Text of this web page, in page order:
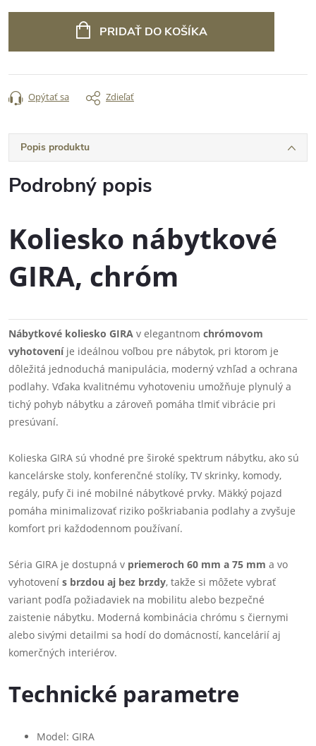
PRIDAŤ DO KOŠÍKA
Opýtať sa Zdieľať
Popis produktu
Podrobný popis
Koliesko nábytkové
GIRA, chróm
Nábytkové koliesko GIRA v elegantnom chrómovom
vyhotoveníje ideálnou voľbou pre nábytok, pri ktorom je
dôležitá jednoduchá manipulácia, moderný vzhľad a ochrana
podlahy. Vďaka kvalitnému vyhotoveniu umožňuje plynulý a
tichý pohyb nábytku a zároveň pomáha tlmiť vibrácie pri
presúvaní.
Kolieska GIRA sú vhodné pre široké spektrum nábytku, ako sú
kancelárske stoly, konferenčné stolíky, TV skrinky, komody,
regály, pufy či iné mobilné nábytkové prvky. Mäkký pojazd
pomáha minimalizovať riziko poškriabania podlahy a zvyšuje
komfort pri každodennom používaní.
Séria GIRA je dostupná v priemeroch 60 mm a 75 mm a vo
vyhotovení s brzdou aj bez brzdy, takže si môžete vybrať
variant podľa požiadaviek na mobilitu alebo bezpečné
zaistenie nábytku. Moderná kombinácia chrómu s čiernymi
alebo sivými detailmi sa hodí do domácností, kancelárií aj
komerčných interiérov.
Technické parametre
Model: GIRA